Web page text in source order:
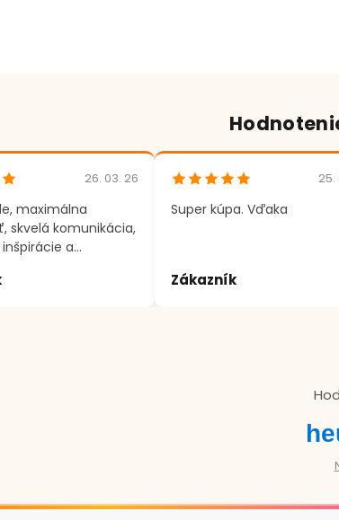
26. 03. 26
maximálna
skvelá komunikácia,
a
25.
Super kúpa. Vďaka
Zákazník